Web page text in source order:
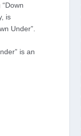
is
Under”.
is an